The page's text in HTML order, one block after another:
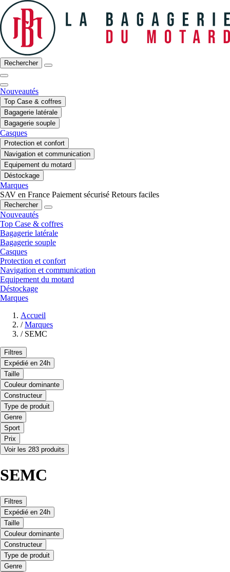
Rechercher
Nouveautés
Top Case & coffres
Bagagerie latérale
Bagagerie souple
Casques
Protection et confort
Navigation et communication
Equipement du motard
Déstockage
Marques
SAV en France Paiement sécurisé Retours faciles
Rechercher
Nouveautés
Top Case & coffres
Bagagerie latérale
Bagagerie souple
Casques
Protection et confort
Navigation et communication
Equipement du motard
Déstockage
Marques
Accueil
/ Marques
/ SEMC
Filtres
Expédié en 24h
Taille
Couleur dominante
Constructeur
Type de produit
Genre
Sport
Prix
Voir les 283 produits
SEMC
Filtres
Expédié en 24h
Taille
Couleur dominante
Constructeur
Type de produit
Genre